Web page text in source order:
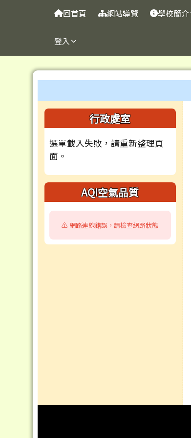
台南市官田國小
回首頁 網站導覽 學校簡介
登入
左邊區域內容
行政處室
選單載入失敗，請重新整理頁
面。
AQI空氣品質
⚠️ 網路連線錯誤，請檢查網路狀態
頁尾區域